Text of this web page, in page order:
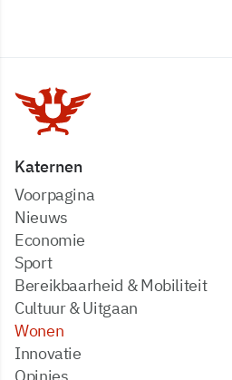
Katernen
Voorpagina
Nieuws
Economie
Sport
Bereikbaarheid & Mobiliteit
Cultuur & Uitgaan
Wonen
Innovatie
Opinies